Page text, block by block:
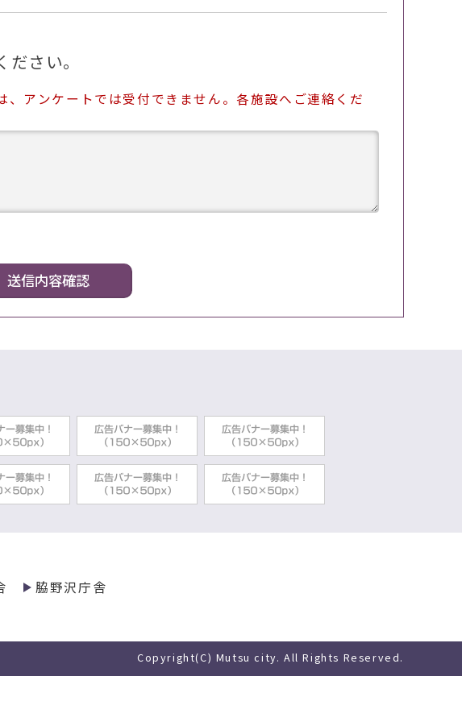
さい。
アンケートでは受付できません。各施設へご連絡くだ
脇野沢庁舎
Copyright(C) Mutsu city. All Rights Reserved.